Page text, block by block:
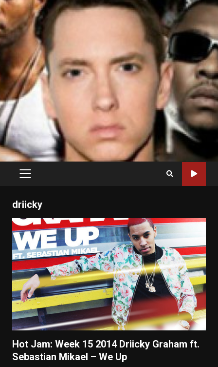
PRIMARY
driicky
Hot Jam: Week 15 2014 Driicky Graham ft.
Sebastian Mikael – We Up